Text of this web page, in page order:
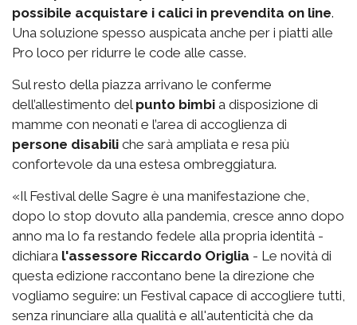
possibile acquistare i calici in prevendita on line.
Una soluzione spesso auspicata anche per i piatti alle
Pro loco per ridurre le code alle casse.
Sul resto della piazza arrivano le conferme
dell’allestimento del punto bimbi a disposizione di
mamme con neonati e l’area di accoglienza di
persone disabili che sarà ampliata e resa più
confortevole da una estesa ombreggiatura.
«Il Festival delle Sagre è una manifestazione che,
dopo lo stop dovuto alla pandemia, cresce anno dopo
anno ma lo fa restando fedele alla propria identità -
dichiara l'assessore Riccardo Origlia - Le novità di
questa edizione raccontano bene la direzione che
vogliamo seguire: un Festival capace di accogliere tutti,
senza rinunciare alla qualità e all'autenticità che da